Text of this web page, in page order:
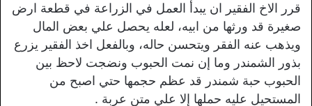
قرر الاخ الفقير ان يبدأ العمل في الزراعة في قطعة ارض
صغيرة قد ورثها من ابيه، لعله يحصل علي بعض المال
ويذهب عنه الفقر ويتحسن حاله، وبالفعل اخذ الفقير يزرع
بذور الشمندر وما إن نمت الحبوب ونضجت لاحظ بين
الحبوب حبة شمندر قد عظم حجمها حتي اصبح من
المستحيل عليه حملها إلا علي متن عربة .